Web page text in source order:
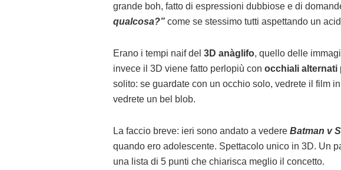
grande boh, fatto di espressioni dubbiose e di
qualcosa?” come se stessimo tutti aspettando un
Erano i tempi naif del 3D anàglifo, quello delle
invece il 3D viene fatto perlopiù con occhiali alternati
solito: se guardate con un occhio solo, vedrete il film
vedrete un bel blob.
La faccio breve: ieri sono andato a vedere Batman v
quando ero adolescente. Spettacolo unico in 3D. Un
una lista di 5 punti che chiarisca meglio il concetto.